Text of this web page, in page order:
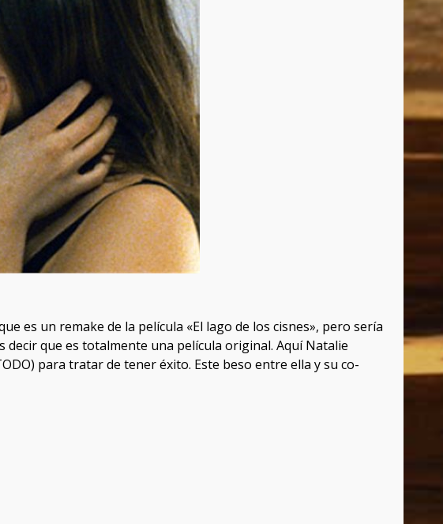
es un remake de la película «El lago de los cisnes», pero sería
que es totalmente una película original. Aquí Natalie
para tratar de tener éxito. Este beso entre ella y su co-